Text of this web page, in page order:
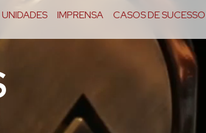
UNIDADES IMPRENSA CASOS DE SUCESSO